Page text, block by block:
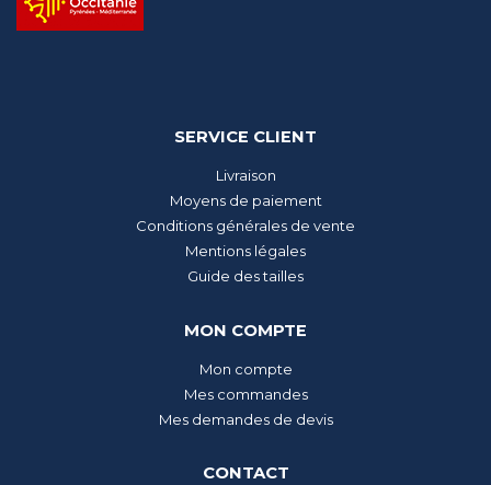
SERVICE CLIENT
Livraison
Moyens de paiement
Conditions générales de vente
Mentions légales
Guide des tailles
MON COMPTE
Mon compte
Mes commandes
Mes demandes de devis
CONTACT